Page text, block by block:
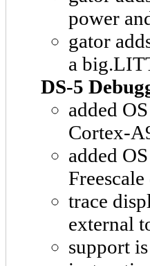
power
gator
a
DS-5
added
Cortex-
added
trace
external
support